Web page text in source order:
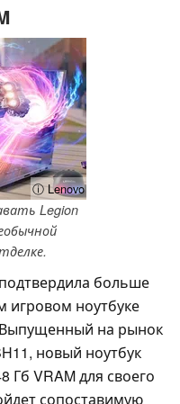
ⓘ Lenovo
Legion
больше
игровом ноутбуке
Выпущенный на рынок
новый ноутбук
Гб VRAM для своего
сопоставимую